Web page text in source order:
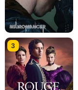
3